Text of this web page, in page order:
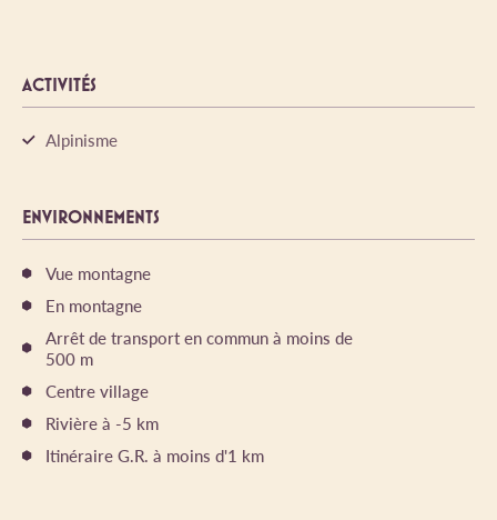
ACTIVITÉS
Alpinisme
ENVIRONNEMENTS
Vue montagne
En montagne
Arrêt de transport en commun à moins de
500 m
Centre village
Rivière à -5 km
Itinéraire G.R. à moins d'1 km